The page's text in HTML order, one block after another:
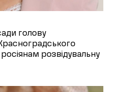
голову
розвідувальну